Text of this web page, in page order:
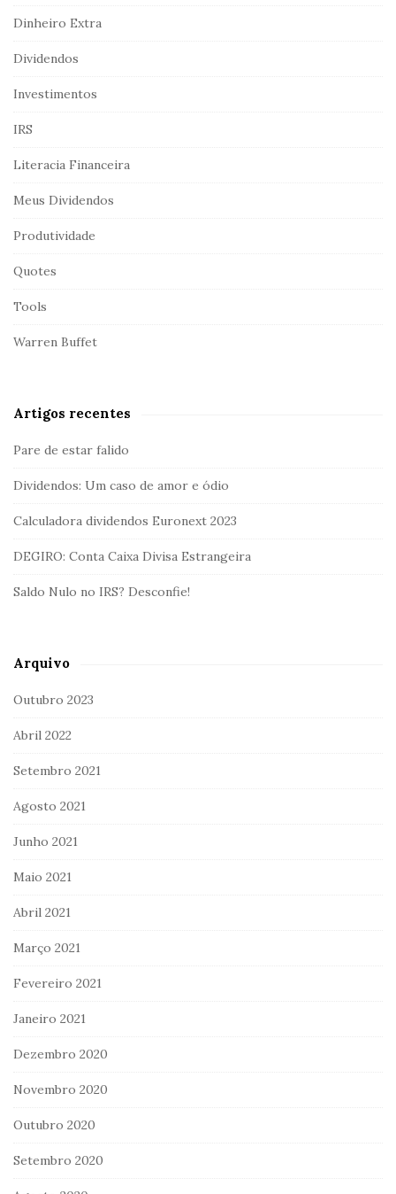
f
r
:
Dinheiro Extra
Dividendos
Investimentos
IRS
Literacia Financeira
Meus Dividendos
Produtividade
Quotes
Tools
Warren Buffet
Artigos recentes
Pare de estar falido
Dividendos: Um caso de amor e ódio
Calculadora dividendos Euronext 2023
DEGIRO: Conta Caixa Divisa Estrangeira
Saldo Nulo no IRS? Desconfie!
Arquivo
Outubro 2023
Abril 2022
Setembro 2021
Agosto 2021
Junho 2021
Maio 2021
Abril 2021
Março 2021
Fevereiro 2021
Janeiro 2021
Dezembro 2020
Novembro 2020
Outubro 2020
Setembro 2020